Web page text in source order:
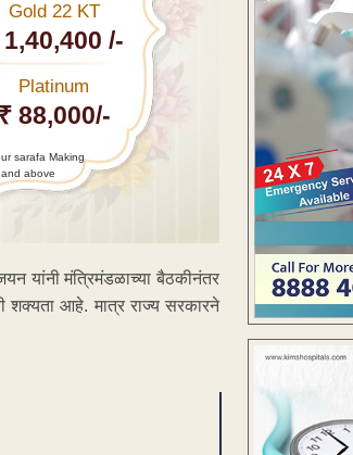
Gold 22 KT
1,40,400 /-
Platinum
₹ 88,000/-
sarafa Making
above
यांनी मंत्रिमंडळाच्या बैठकीनंतर
शक्यता आहे. मात्र राज्य सरकारने